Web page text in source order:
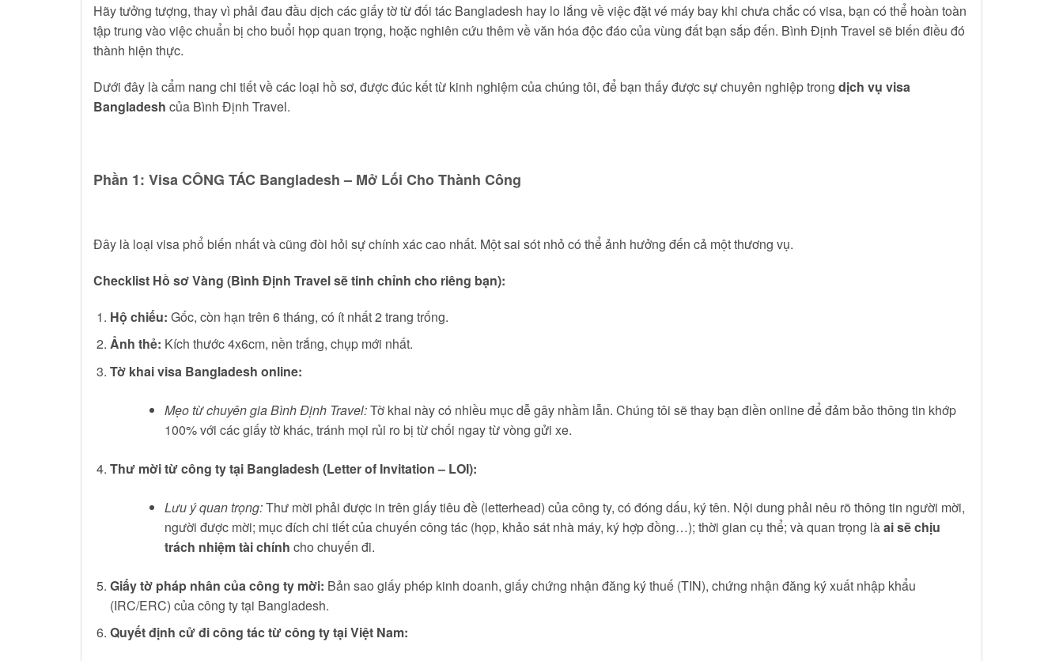
Hãy tưởng tượng, thay vì phải đau đầu dịch các giấy tờ từ đối tác Bangladesh hay lo lắng về việc đặt vé máy bay khi chưa chắc có visa, bạn có thể hoàn toàn
tập trung vào việc chuẩn bị cho buổi họp quan trọng, hoặc nghiên cứu thêm về văn hóa độc đáo của vùng đất bạn sắp đến. Bình Định Travel sẽ biến điều đó
thành hiện thực.
Dưới đây là cẩm nang chi tiết về các loại hồ sơ, được đúc kết từ kinh nghiệm của chúng tôi, để bạn thấy được sự chuyên nghiệp trong dịch vụ visa
Bangladesh của Bình Định Travel.
Phần 1: Visa CÔNG TÁC Bangladesh – Mở Lối Cho Thành Công
Đây là loại visa phổ biến nhất và cũng đòi hỏi sự chính xác cao nhất. Một sai sót nhỏ có thể ảnh hưởng đến cả một thương vụ.
Checklist Hồ sơ Vàng (Bình Định Travel sẽ tinh chỉnh cho riêng bạn):
Hộ chiếu: Gốc, còn hạn trên 6 tháng, có ít nhất 2 trang trống.
Ảnh thẻ: Kích thước 4x6cm, nền trắng, chụp mới nhất.
Tờ khai visa Bangladesh online:
Mẹo từ chuyên gia Bình Định Travel:Tờ khai này có nhiều mục dễ gây nhầm lẫn. Chúng tôi sẽ thay bạn điền online để đảm bảo thông tin khớp
100% với các giấy tờ khác, tránh mọi rủi ro bị từ chối ngay từ vòng gửi xe.
Thư mời từ công ty tại Bangladesh (Letter of Invitation – LOI):
Lưu ý quan trọng:Thư mời phải được in trên giấy tiêu đề (letterhead) của công ty, có đóng dấu, ký tên. Nội dung phải nêu rõ thông tin người mời,
người được mời; mục đích chi tiết của chuyến công tác (họp, khảo sát nhà máy, ký hợp đồng…); thời gian cụ thể; và quan trọng làai sẽ chịu
trách nhiệm tài chính cho chuyến đi.
Giấy tờ pháp nhân của công ty mời: Bản sao giấy phép kinh doanh, giấy chứng nhận đăng ký thuế (TIN), chứng nhận đăng ký xuất nhập khẩu
(IRC/ERC) của công ty tại Bangladesh.
Quyết định cử đi công tác từ công ty tại Việt Nam: